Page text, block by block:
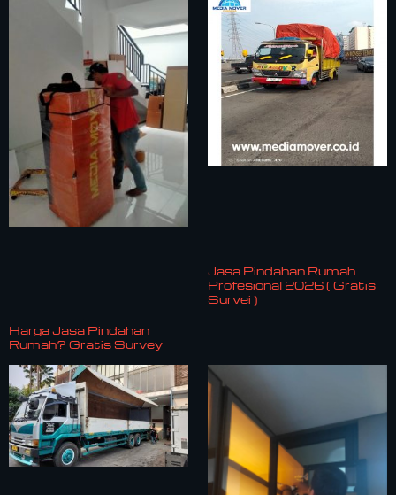
Harga Jasa Pindahan
Rumah? Gratis Survey
Jasa Pindahan Rumah
Profesional 2026 ( Gratis
Survei )